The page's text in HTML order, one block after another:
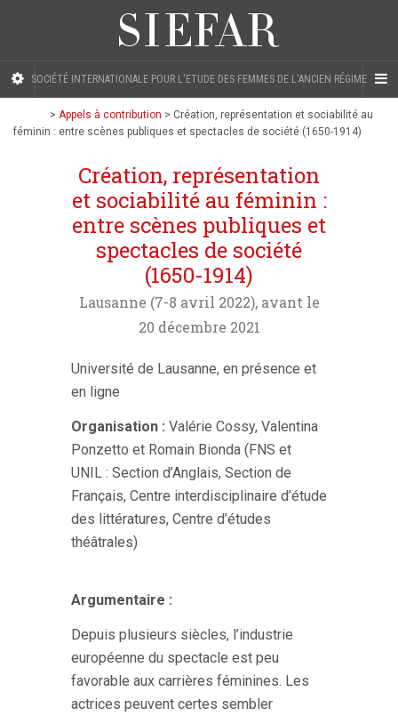
SOCIÉTÉ INTERNATIONALE POUR L'ETUDE DES FEMMES DE L'ANCIEN RÉGIME
> Appels à contribution > Création, représentation et sociabilité au
féminin : entre scènes publiques et spectacles de société (1650-1914)
Création, représentation
et sociabilité au féminin :
entre scènes publiques et
spectacles de société
(1650-1914)
Lausanne (7-8 avril 2022), avant le
20 décembre 2021
Université de Lausanne, en présence et
en ligne
Organisation : Valérie Cossy, Valentina
Ponzetto et Romain Bionda (FNS et
UNIL : Section d’Anglais, Section de
Français, Centre interdisciplinaire d’étude
des littératures, Centre d’études
théâtrales)
Argumentaire :
Depuis plusieurs siècles, l’industrie
européenne du spectacle est peu
favorable aux carrières féminines. Les
actrices peuvent certes sembler